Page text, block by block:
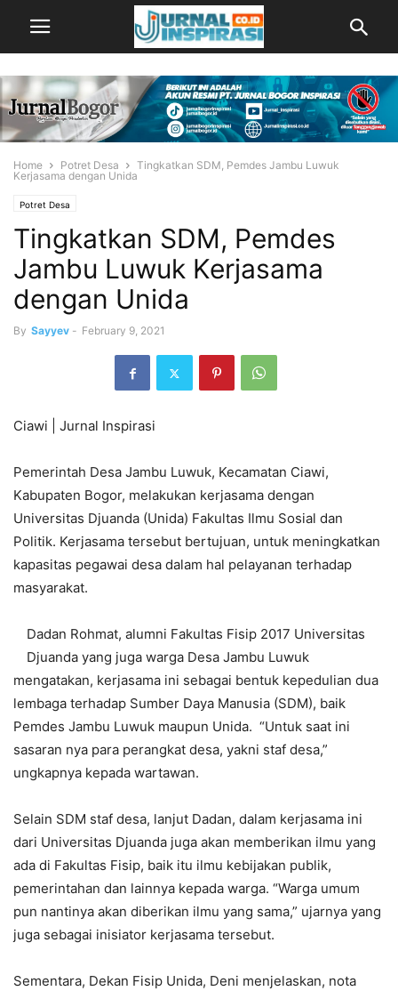
Home Potret Desa
Tingkatkan SDM, Pemdes Jambu Luwuk
Kerjasama dengan Unida
Potret Desa
Tingkatkan SDM, Pemdes
Jambu Luwuk Kerjasama
dengan Unida
By Sayyev - February 9, 2021
Ciawi | Jurnal Inspirasi
Pemerintah Desa Jambu Luwuk, Kecamatan Ciawi,
Kabupaten Bogor, melakukan kerjasama dengan
Universitas Djuanda (Unida) Fakultas Ilmu Sosial dan
Politik. Kerjasama tersebut bertujuan, untuk meningkatkan
kapasitas pegawai desa dalam hal pelayanan terhadap
masyarakat.
Dadan Rohmat, alumni Fakultas Fisip 2017 Universitas
Djuanda yang juga warga Desa Jambu Luwuk
mengatakan, kerjasama ini sebagai bentuk kepedulian dua
lembaga terhadap Sumber Daya Manusia (SDM), baik
Pemdes Jambu Luwuk maupun Unida. “Untuk saat ini
sasaran nya para perangkat desa, yakni staf desa,”
ungkapnya kepada wartawan.
Selain SDM staf desa, lanjut Dadan, dalam kerjasama ini
dari Universitas Djuanda juga akan memberikan ilmu yang
ada di Fakultas Fisip, baik itu ilmu kebijakan publik,
pemerintahan dan lainnya kepada warga. “Warga umum
pun nantinya akan diberikan ilmu yang sama,” ujarnya yang
juga sebagai inisiator kerjasama tersebut.
Sementara, Dekan Fisip Unida, Deni menjelaskan, nota